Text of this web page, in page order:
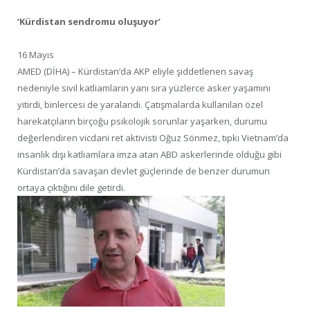
‘Kürdistan sendromu oluşuyor’
16 Mayıs
AMED (DİHA) – Kürdistan’da AKP eliyle şiddetlenen savaş
nedeniyle sivil katliamların yanı sıra yüzlerce asker yaşamını
yitirdi, binlercesi de yaralandı. Çatışmalarda kullanılan özel
harekatçıların birçoğu psikolojik sorunlar yaşarken, durumu
değerlendiren vicdani ret aktivisti Oğuz Sönmez, tıpkı Vietnam’da
insanlık dışı katliamlara imza atan ABD askerlerinde olduğu gibi
Kürdistan’da savaşan devlet güçlerinde de benzer durumun
ortaya çıktığını dile getirdi.